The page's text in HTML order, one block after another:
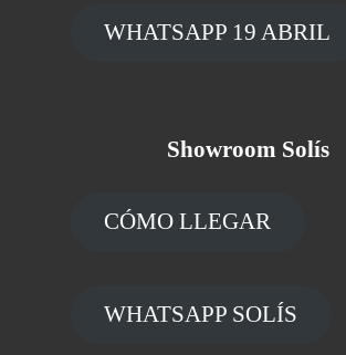
WHATSAPP 19 ABRIL
Showroom Solís
CÓMO LLEGAR
WHATSAPP SOLÍS